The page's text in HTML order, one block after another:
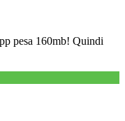
pesa 160mb! Quindi